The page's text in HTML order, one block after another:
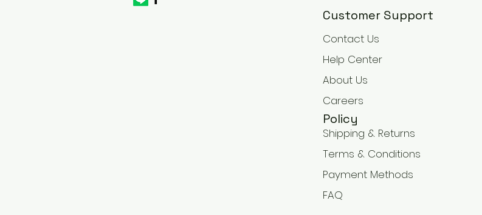
Customer Support
Contact Us
Help Center
About Us
Careers
Policy
Shipping & Returns
Terms & Conditions
Payment Methods
FAQ